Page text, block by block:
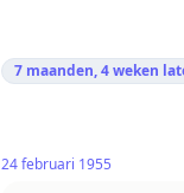
7 maanden, 4 weken
24 februari 1955